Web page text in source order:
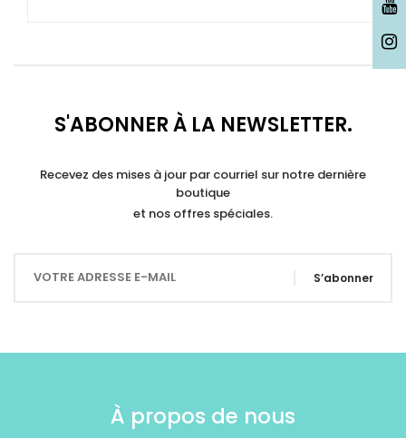
S'ABONNER À LA NEWSLETTER.
Recevez des mises à jour par courriel sur notre dernière
boutique
et nos offres spéciales.
S’abonner
À propos de nous